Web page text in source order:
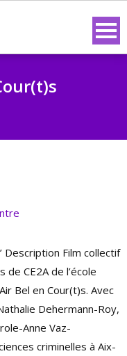
Description Film collectif
de CE2A de l’école
Bel en Cour(t)s. Avec
Dehermann-Roy,
Anne Vaz-
criminelles à Aix-